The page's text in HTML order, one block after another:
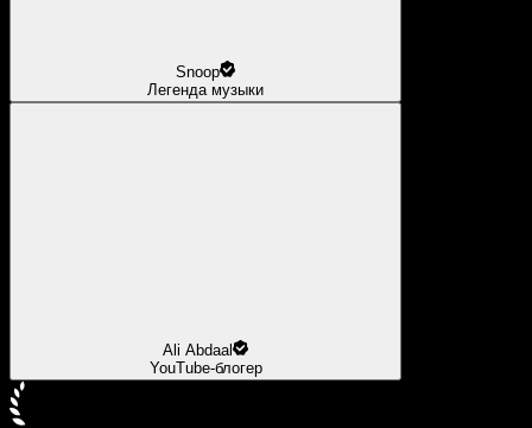
Snoop
Легенда музыки
Ali Abdaal
YouTube-блогер